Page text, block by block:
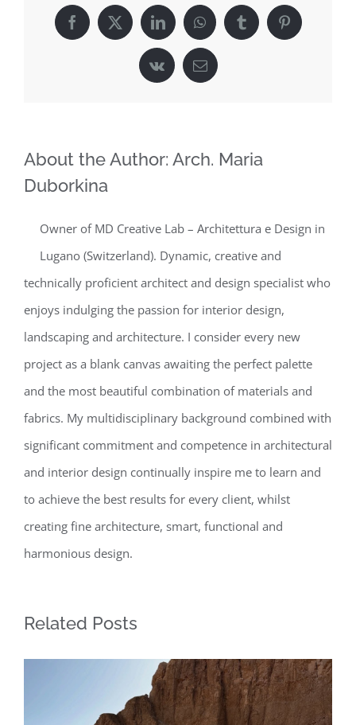
Facebook
X LinkedInWhatsAppTumblrPinterest
Vk Email
About the Author: Arch. Maria
Duborkina
Owner of MD Creative Lab – Architettura e Design in
Lugano (Switzerland). Dynamic, creative and
technically proficient architect and design specialist who
enjoys indulging the passion for interior design,
landscaping and architecture. I consider every new
project as a blank canvas awaiting the perfect palette
and the most beautiful combination of materials and
fabrics. My multidisciplinary background combined with
significant commitment and competence in architectural
and interior design continually inspire me to learn and
to achieve the best results for every client, whilst
creating fine architecture, smart, functional and
harmonious design.
Related Posts